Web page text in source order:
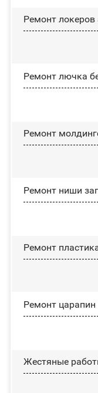
Ремонт
Ремонт лючка
Ремонт
Ремонт ниши
Ремонт
Ремонт
Жестяные